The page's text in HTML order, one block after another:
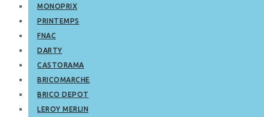
MONOPRIX
PRINTEMPS
FNAC
DARTY
CASTORAMA
BRICOMARCHE
BRICO DEPOT
LEROY MERLIN